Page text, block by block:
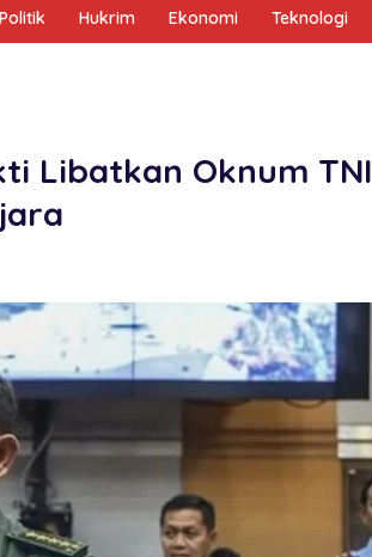
Politik Hukrim Ekonomi Teknologi
Libatkan Oknum TNI